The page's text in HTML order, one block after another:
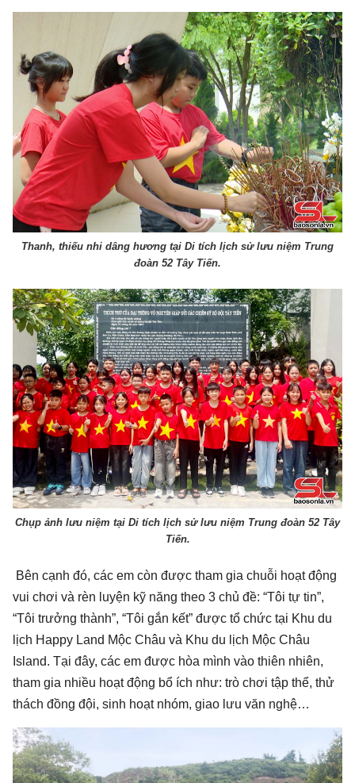
Thanh, thiếu nhi dâng hương tại Di tích lịch sử lưu niệm Trung
đoàn 52 Tây Tiến.
Chụp ảnh lưu niệm tại Di tích lịch sử lưu niệm Trung đoàn 52 Tây
Tiến.
Bên cạnh đó, các em còn được tham gia chuỗi hoạt động
vui chơi và rèn luyện kỹ năng theo 3 chủ đề: “Tôi tự tin”,
“Tôi trưởng thành”, “Tôi gắn kết” được tổ chức tại Khu du
lịch Happy Land Mộc Châu và Khu du lịch Mộc Châu
Island. Tại đây, các em được hòa mình vào thiên nhiên,
tham gia nhiều hoạt động bổ ích như: trò chơi tập thể, thử
thách đồng đội, sinh hoạt nhóm, giao lưu văn nghệ…